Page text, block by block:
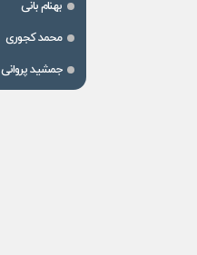
بهنام بانی
محمد کجوری
جمشید پروانی